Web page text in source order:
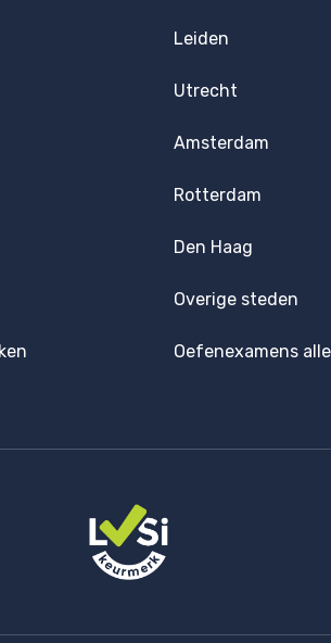
Leiden
Utrecht
Amsterdam
Rotterdam
Den Haag
Overige steden
Oefenexamens